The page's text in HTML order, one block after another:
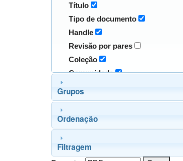
Título
Tipo de documento
Handle
Revisão por pares
Coleção
Comunidade
Grupos
Ordenação
Filtragem